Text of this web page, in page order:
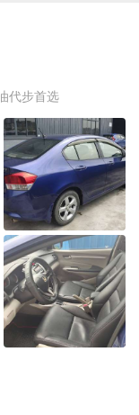
代步首选